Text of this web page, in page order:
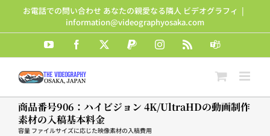
content
お電話での問い合わせ あなたの親愛なる隣人 ビデオグラフィ |
information@videographyosaka.com
YouTube Facebook PayPalInstagram Teams
商品番号906：ハイビジョン 4K/UltraHDの動画制作
素材の入稿基本料金
容量 ファイルサイズに応じた映像素材の入稿費用